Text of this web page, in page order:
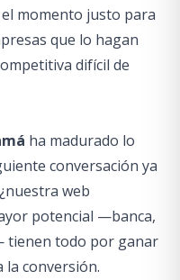
momento justo para
que lo hagan
difícil de
ha madurado lo
conversación ya
web
potencial —banca,
tienen todo por ganar
la conversión.